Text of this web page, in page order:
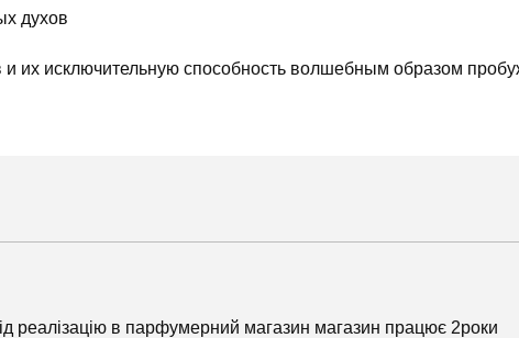
духов
их исключительную способность волшебным образом
реалізацію в парфумерний магазин магазин працює 2роки